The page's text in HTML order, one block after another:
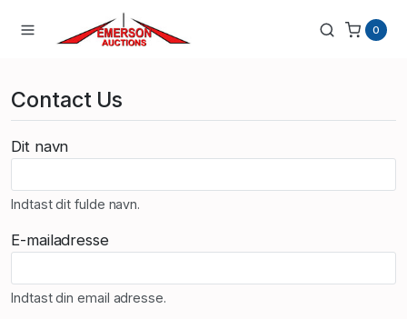
0
Contact Us
Dit navn
Indtast dit fulde navn.
E-mailadresse
Indtast din email adresse.